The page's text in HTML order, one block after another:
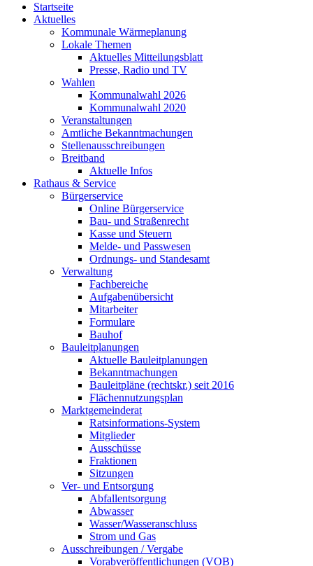
Startseite
Aktuelles
Kommunale Wärmeplanung
Lokale Themen
Aktuelles Mitteilungsblatt
Presse, Radio und TV
Wahlen
Kommunalwahl 2026
Kommunalwahl 2020
Veranstaltungen
Amtliche Bekanntmachungen
Stellenausschreibungen
Breitband
Aktuelle Infos
Rathaus & Service
Bürgerservice
Online Bürgerservice
Bau- und Straßenrecht
Kasse und Steuern
Melde- und Passwesen
Ordnungs- und Standesamt
Verwaltung
Fachbereiche
Aufgabenübersicht
Mitarbeiter
Formulare
Bauhof
Bauleitplanungen
Aktuelle Bauleitplanungen
Bekanntmachungen
Bauleitpläne (rechtskr.) seit 2016
Flächennutzungsplan
Marktgemeinderat
Ratsinformations-System
Mitglieder
Ausschüsse
Fraktionen
Sitzungen
Ver- und Entsorgung
Abfallentsorgung
Abwasser
Wasser/Wasseranschluss
Strom und Gas
Ausschreibungen / Vergabe
Vorabveröffentlichungen (VOB)